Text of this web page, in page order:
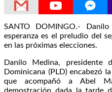
SANTO DOMINGO.-
esperanza es el preludio del
en las próximas elecciones.
Danilo Medina, presidente
Dominicana (PLD) encabezó
que acompañó a Abel